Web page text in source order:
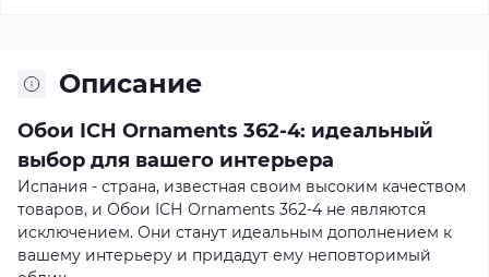
Описание
Обои ІСН Ornaments 362-4: идеальный
выбор для вашего интерьера
Испания - страна, известная своим высоким качеством
товаров, и Обои ІСН Ornaments 362-4 не являются
исключением. Они станут идеальным дополнением к
вашему интерьеру и придадут ему неповторимый